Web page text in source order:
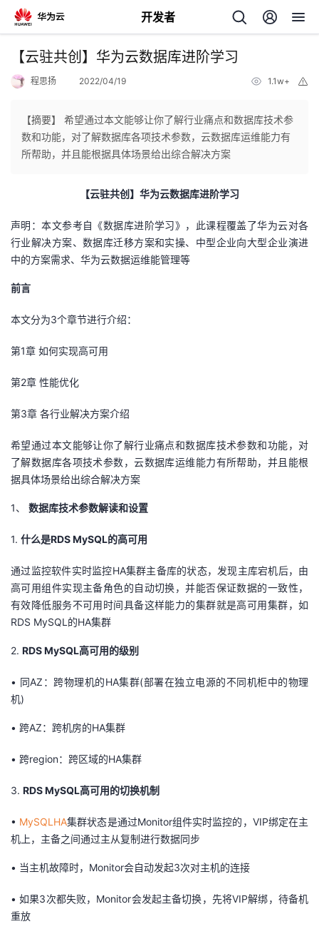
开发者
返
主
的
者
我
的
博
客
我
的
论
坛
我
的
圈
我
的
播
我
活
动
的
关
注
我
发
者
学
堂
我
程
认
证
的
实
验
我
的
收
藏
Programs
的
支
持
我
的
技
支
持
我
的
声
建
议
【云驻共创】华为云数据库进阶学习
程思扬 2022/04/19 1.1w+
【摘要】 希望通过本文能够让你了解行业痛点和数据库技术参
数和功能，对了解数据库各项技术参数，云数据库运维能力有
所帮助，并且能根据具体场景给出综合解决方案
【云驻共创】 华为云数据库进阶学习
声明：本文参考自《数据库进阶学习》，此课程覆盖了华为云对各
行业解决方案、数据库迁移方案和实操、中型企业向大型企业演进
中的方案需求、华为云数据运维能管理等
前言
本文分为3个章节进行介绍：
第1章 如何实现高可用
第2章 性能优化
第3章 各行业解决方案介绍
希望通过本文能够让你了解行业痛点和数据库技术参数和功能，对
了解数据库各项技术参数，云数据库运维能力有所帮助， 并且 能根
据具体场景给出综合解决方案
1、 数据库技术参数解读和设置
1. 什么是RDS MySQL的高可用
通过监控软件实时监控HA集群主备库的状态，发现主库宕机后，由
高可用组件实现主备角色的自动切换，并能否保证数据的一致性，
有效降低服务不可用时间具备这样能力的集群就是高可用集群，如
RDS MySQL的HA集群
2. RDS MySQL高可用的级别
• 同AZ：跨物理机的HA集群(部署在独立电源的不同机柜中的物理
机)
• 跨AZ：跨机房的HA集群
• 跨region：跨区域的HA集群
3. RDS MySQL高可用的切换机制
• MySQLHA集群状态是通过Monitor组件实时监控的，VIP绑定在主
机上，主备之间通过主从复制进行数据同步
• 当主机故障时，Monitor会自动发起3次对主机的连接
•如果3次都失败，Monitor会发起主备切换，先将VIP解绑，待备机
重放